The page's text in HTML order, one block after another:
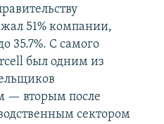
51% компании,
35.7%. C самого
был одним из
— вторым после
сектором
EMBED PAYLAŞ
"Рынок был таким привлекательным, что компании были готовы пойти на сделку"